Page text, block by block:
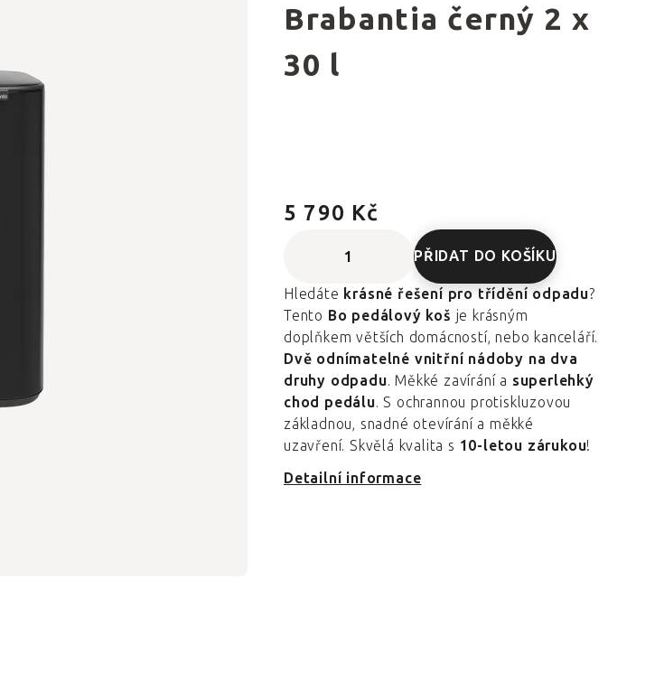
Brabantia černý 2 x
30 l
5 790 Kč
PŘIDAT DO KOŠÍKU
Hledáte krásné řešení pro třídění odpadu?
Tento Bo pedálový koš je krásným
doplňkem větších domácností, nebo kanceláří.
Dvě odnímatelné vnitřní nádoby na dva
druhy odpadu. Měkké zavírání a superlehký
chod pedálu. S ochrannou protiskluzovou
základnou, snadné otevírání a měkké
uzavření. Skvělá kvalita s 10-letou zárukou!
Detailní informace